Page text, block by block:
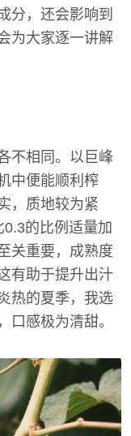
分，还会影响到
为大家逐一讲解
不相同。以巨峰
中便能顺利榨
，质地较为紧
的比例适量加
关重要，成熟度
有助于提升出汁
热的夏季，我选
口感极为清甜。